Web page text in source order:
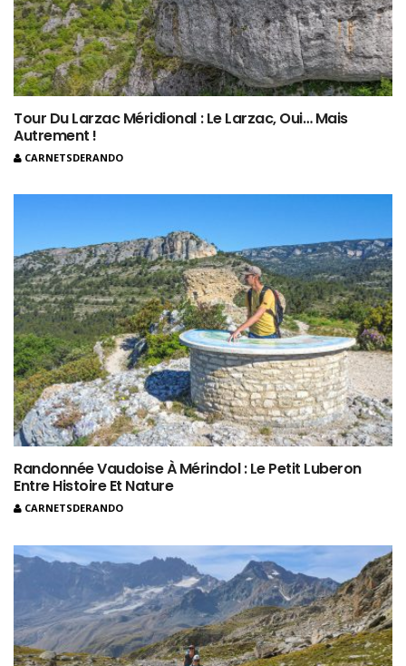
Tour Du Larzac Méridional : Le Larzac, Oui… Mais
Autrement !
CARNETSDERANDO
Randonnée Vaudoise À Mérindol : Le Petit Luberon
Entre Histoire Et Nature
CARNETSDERANDO